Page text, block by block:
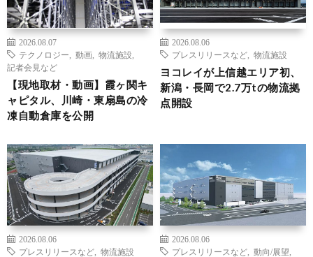
2026.08.07
テクノロジー
動画 物流施設
記者会見など
【現地取材・動画】霞ヶ関キ
ャピタル、川崎・東扇島の冷
凍自動倉庫を公開
2026.08.06
プレスリリースなど
物流施設
ヨコレイが上信越エリア初、
新潟・長岡で2.7万tの物流拠
点開設
2026.08.06
プレスリリースなど
物流施設
2026.08.06
プレスリリースなど
動向/展望